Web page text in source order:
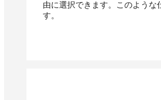
由に選択できます。このような
す。